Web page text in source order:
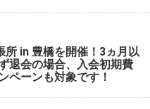
所 in 豊橋を開催！3ヵ月以
退会の場合、入会初期費
ーンも対象です！